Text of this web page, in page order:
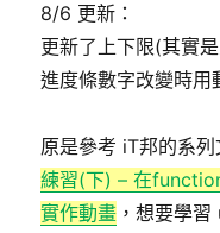
8/6 更新：
更新了上下限(其實
進度條數字改變時用
原是參考 iT邦的系列
練習(下) – 在
實作動畫 ，想要學